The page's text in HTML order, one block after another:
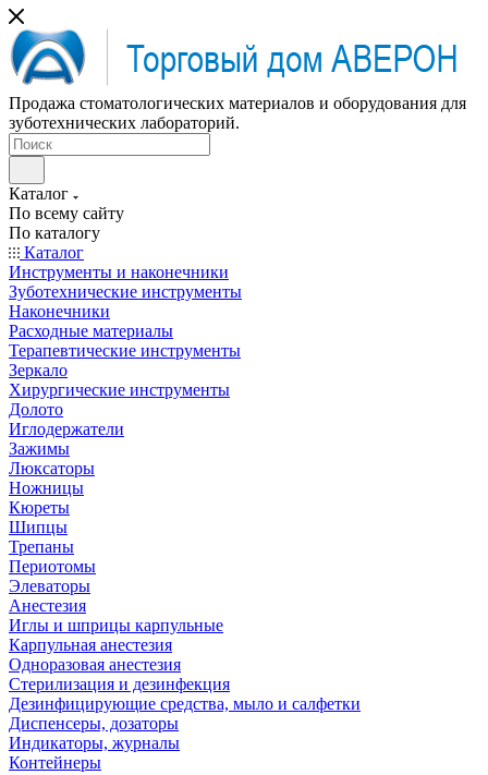
Продажа стоматологических материалов и оборудования для
зуботехнических лабораторий.
Каталог
По всему сайту
По каталогу
Каталог
Инструменты и наконечники
Зуботехнические инструменты
Наконечники
Расходные материалы
Терапевтические инструменты
Зеркало
Хирургические инструменты
Долото
Иглодержатели
Зажимы
Люксаторы
Ножницы
Кюреты
Шипцы
Трепаны
Периотомы
Элеваторы
Анестезия
Иглы и шприцы карпульные
Карпульная анестезия
Одноразовая анестезия
Стерилизация и дезинфекция
Дезинфицирующие средства, мыло и салфетки
Диспенсеры, дозаторы
Индикаторы, журналы
Контейнеры